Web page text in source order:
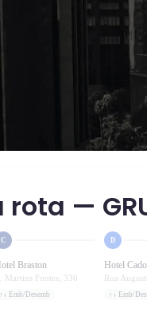
—
C
Braston
Martins Fontes, 330
↑↓ Emb/Desemb
D
Hotel
Rua
↑↓ Emb/